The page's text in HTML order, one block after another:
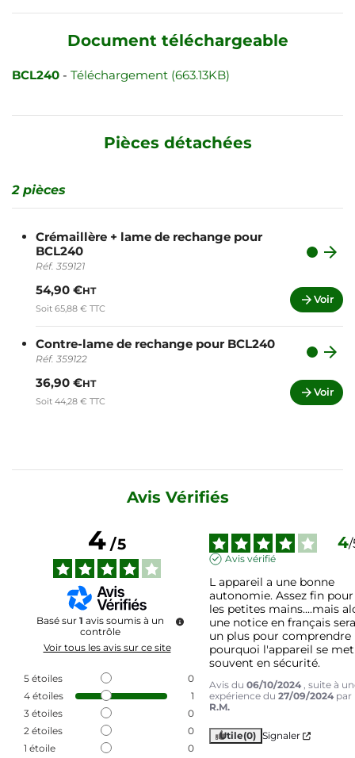
Document téléchargeable
BCL240 - Téléchargement (663.13KB)
Pièces détachées
2 pièces
Crémaillère + lame de rechange pour
BCL240
Réf. 359121

54,90 €HT
Soit 65,88 € TTC
Voir
Contre-lame de rechange pour BCL240
Réf. 359122 
36,90 €HT
Soit 44,28 € TTC
Voir
Avis Vérifiés
4/5
Basé sur 1 avis soumis à un
contrôle
Voir tous les avis sur ce site
5 étoiles
0
4 étoiles
1
3 étoiles
0
2 étoiles
0
1 étoile 0
4/
Avis vérifié
L appareil a une bonne
autonomie. Assez fin pour
les petites mains....mais
une notice en français
un plus pour comprendre
pourquoi l'appareil se met
souvent en sécurité.
Avis du06/10/2024 , suite à
expérience du27/09/2024 par
R.M.
Utile(0) Signaler